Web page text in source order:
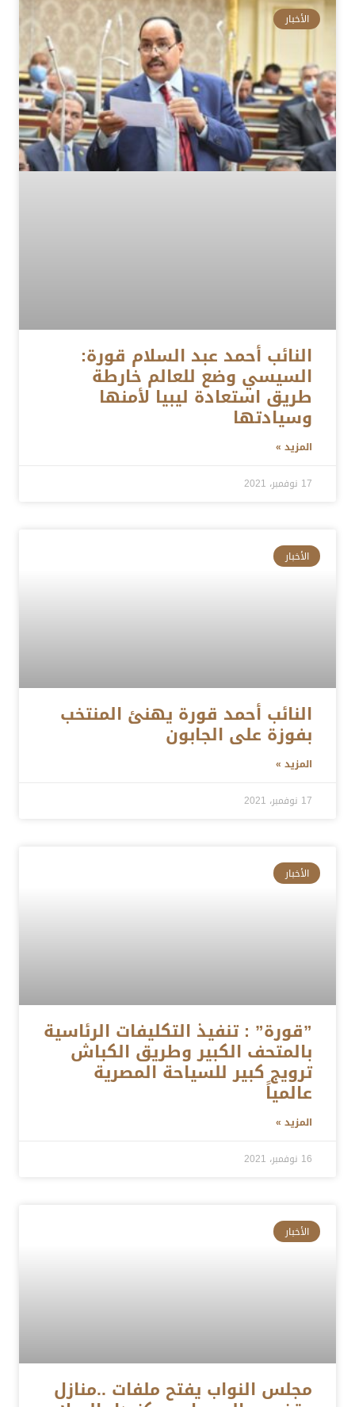
الأخبار
النائب أحمد عبد السلام قورة:
السيسي وضع للعالم خارطة
طريق استعادة ليبيا لأمنها
وسيادتها
المزيد »
17 نوفمبر، 2021
الأخبار
النائب أحمد قورة يهنئ المنتخب
بفوزة على الجابون
المزيد »
17 نوفمبر، 2021
الأخبار
”قورة” : تنفيذ التكليفات الرئاسية
بالمتحف الكبير وطريق الكباش
ترويج كبير للسياحة المصرية
عالمياً
المزيد »
16 نوفمبر، 2021
الأخبار
مجلس النواب يفتح ملفات ..منازل